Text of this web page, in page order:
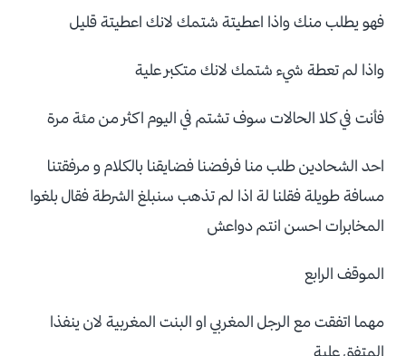
فهو يطلب منك واذا اعطيتة شتمك لانك اعطيتة قليل
واذا لم تعطة شيء شتمك لانك متكبر علية
فأنت في كلا الحالات سوف تشتم في اليوم اكثر من مئة مرة
احد الشحادين طلب منا فرفضنا فضايقنا بالكلام و مرفقتنا
مسافة طويلة فقلنا لة اذا لم تذهب سنبلغ الشرطة فقال بلغوا
المخابرات احسن انتم دواعش
الموقف الرابع
مهما اتفقت مع الرجل المغربي او البنت المغربية لان ينفذا
المتفق علية